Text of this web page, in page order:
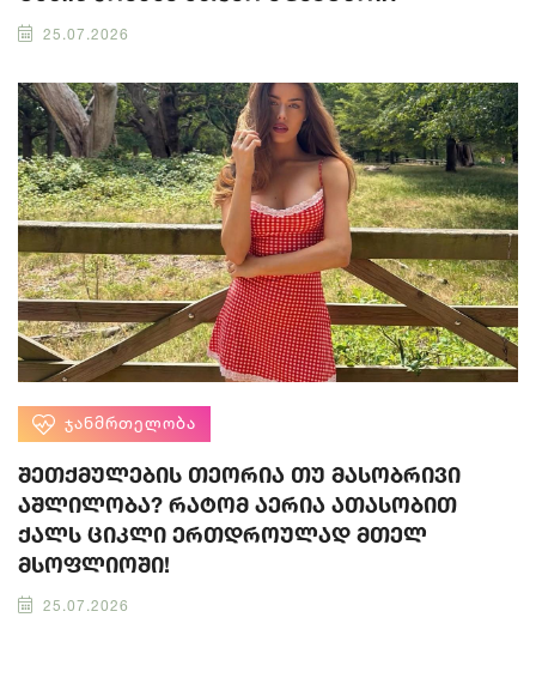
25.07.2026
ᲯᲐᲜᲛᲠᲗᲔᲚᲝᲑᲐ
შეთქმულების თეორია თუ მასობრივი
აშლილობა? რატომ აერია ათასობით
ქალს ციკლი ერთდროულად მთელ
მსოფლიოში!
25.07.2026